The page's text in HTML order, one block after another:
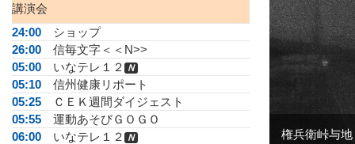
講演会
24:00
ショップ
26:00
信毎文字＜＜N>>
05:00
いなテレ１２ Ｎ
05:10
信州健康リポート
05:25
ＣＥＫ週間ダイジェスト
05:55
運動あそびＧＯＧＯ
06:00
いなテレ１２ Ｎ 権兵衛峠与地